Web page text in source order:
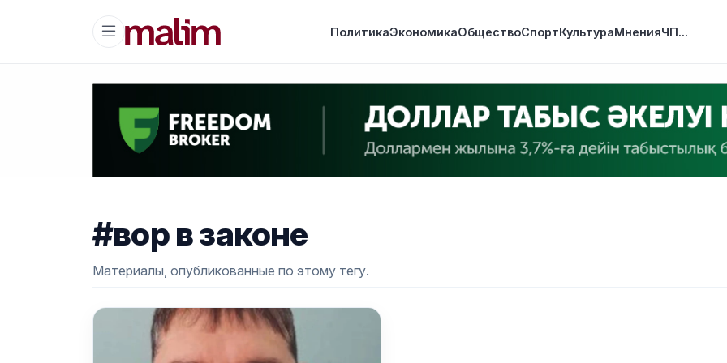
ПолитикаЭкономикаОбществоСпортКультураМненияЧП...
#вор в законе
Материалы, опубликованные по этому тегу.